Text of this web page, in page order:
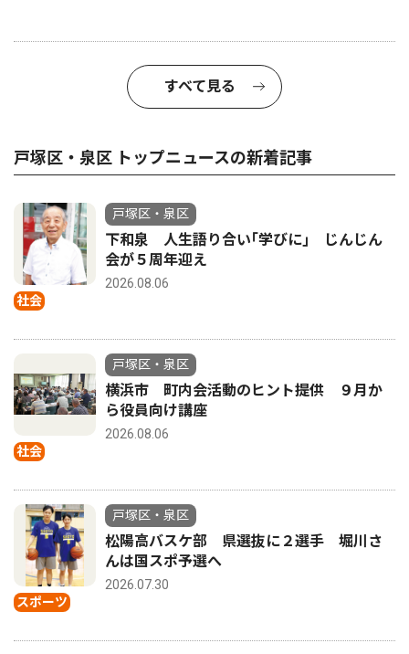
すべて見る
戸塚区・泉区 トップニュースの新着記事
社会
戸塚区・泉区
下和泉 人生語り合い｢学びに｣ じんじん
会が５周年迎え
2026.08.06
社会
戸塚区・泉区
横浜市 町内会活動のヒント提供 ９月か
ら役員向け講座
2026.08.06
スポーツ
戸塚区・泉区
松陽高バスケ部 県選抜に２選手 堀川さ
んは国スポ予選へ
2026.07.30